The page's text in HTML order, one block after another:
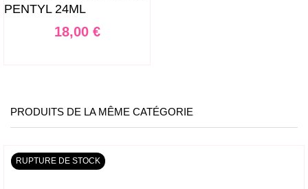
PENTYL 24ML
Prix
18,00 €
PRODUITS DE LA MÊME CATÉGORIE
RUPTURE DE STOCK